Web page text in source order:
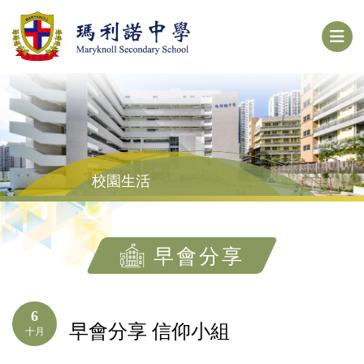
校園生活
早會分享
6
十月 早會分享 信仰小組